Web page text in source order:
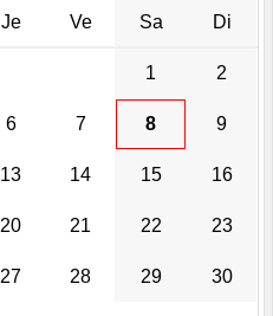
Je Ve Sa Di
1 2
6 7 8 9
13 14 15 16
20 21 22 23
27 28 29 30